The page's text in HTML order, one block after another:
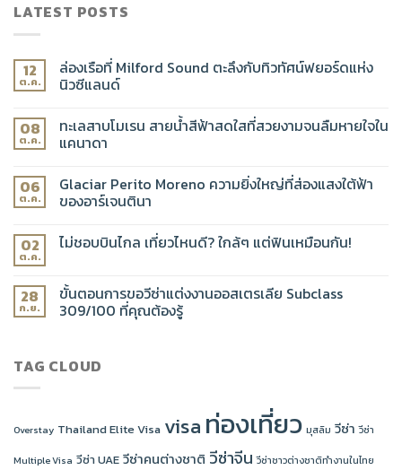
LATEST POSTS
12
ต.ค.
ล่องเรือที่ Milford Sound ตะลึงกับทิวทัศน์ฟยอร์ดแห่ง
นิวซีแลนด์
08
ต.ค.
ทะเลสาบโมเรน สายน้ำสีฟ้าสดใสที่สวยงามจนลืมหายใจใน
แคนาดา
06
ต.ค.
Glaciar Perito Moreno ความยิ่งใหญ่ที่ส่องแสงใต้ฟ้า
ของอาร์เจนตินา
02
ต.ค.
ไม่ชอบบินไกล เที่ยวไหนดี? ใกล้ๆ แต่ฟินเหมือนกัน!
28
ก.ย.
ขั้นตอนการขอวีซ่าแต่งงานออสเตรเลีย Subclass
309/100 ที่คุณต้องรู้
TAG CLOUD
Overstay Thailand Elite Visa visa ท่องเที่ยว มุสลิม วีซ่า วีซ่า
Multiple Visa วีซ่า UAE วีซ่าคนต่างชาติ วีซ่าจีน วีซ่าชาวต่างชาติทำงานในไทย